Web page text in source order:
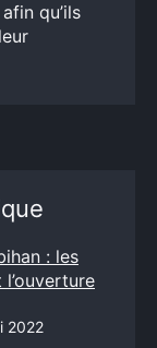
qu’ils
: les
2022